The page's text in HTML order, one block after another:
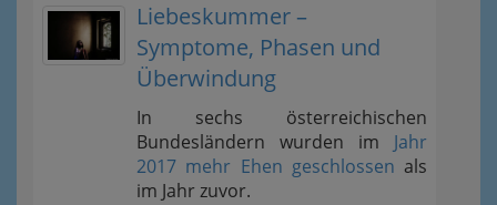
Liebeskummer –
Symptome, Phasen und
Überwindung
In sechs österreichischen
Bundesländern wurden im Jahr
2017 mehr Ehen geschlossen als
im Jahr zuvor.